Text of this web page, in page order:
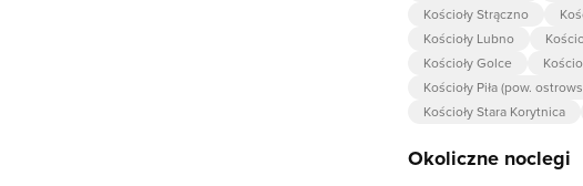
Kościoły Strączno
Kościoły Lubno
Kościoły Golce
Kościoły Piła (pow.
Kościoły Stara Korytnica
Okoliczne noclegi